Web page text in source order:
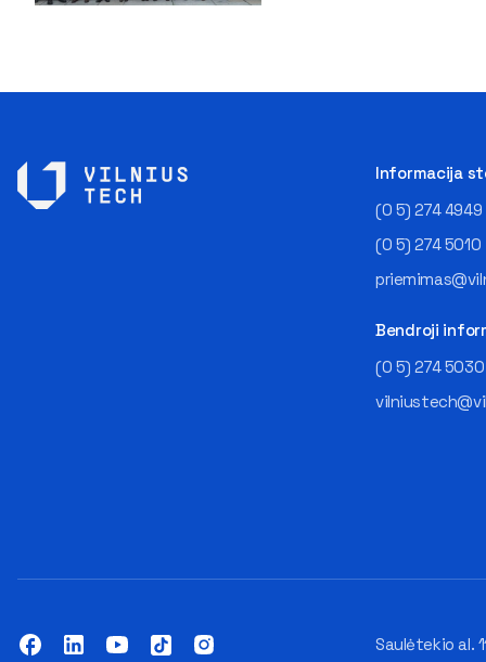
Informacija
(0 5) 274 4949
(0 5) 274 5010
Bendroji
(0 5) 274 5030
Saulėtekio al.